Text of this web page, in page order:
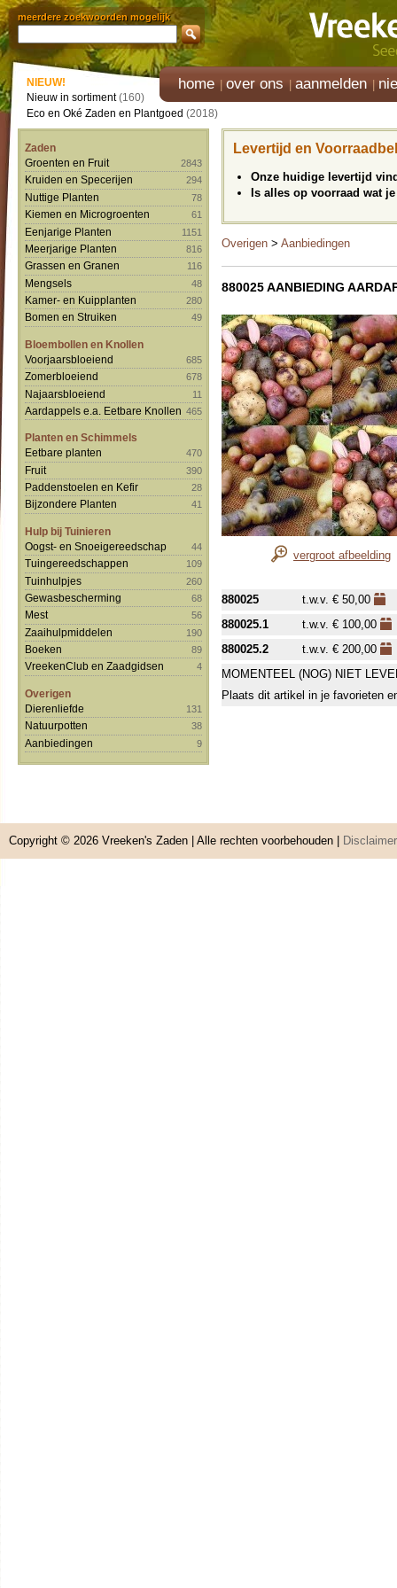
meerdere zoekwoorden mogelijk
home over ons aanmelden
NIEUW!
Nieuw in sortiment(160)
Eco en Oké Zaden en Plantgoed (2018)
Zaden
Groenten en Fruit
2843
Kruiden en Specerijen 294
Nuttige Planten 78
Kiemen en Microgroenten 61
Eenjarige Planten 1151
Meerjarige Planten 816
Grassen en Granen 116
Mengsels 48
Kamer- en Kuipplanten 280
Bomen en Struiken 49
Bloembollen en Knollen
Voorjaarsbloeiend
685
Zomerbloeiend 678
Najaarsbloeiend 11
Aardappels e.a. Eetbare Knollen 465
Planten en Schimmels
Eetbare planten
470
Fruit 390
Paddenstoelen en Kefir 28
Bijzondere Planten 41
Hulp bij Tuinieren
Oogst- en Snoeigereedschap
44
Tuingereedschappen 109
Tuinhulpjes 260
Gewasbescherming 68
Mest 56
Zaaihulpmiddelen 190
Boeken 89
VreekenClub en Zaadgidsen 4
Overigen
Dierenliefde
131
Natuurpotten 38
Aanbiedingen 9
Levertijd en
Onze huidige levertijd
Is alles op voorraad wat
Overigen > Aanbiedingen
880025 AANBIEDING
vergroot afbeelding
880025
t.w.v. € 50,00
880025.1
t.w.v. € 100,00
880025.2
t.w.v. € 200,00
MOMENTEEL (NOG) NIET
Plaats dit artikel in je favorieten
Copyright © 2026 Vreeken's Zaden | Alle rechten voorbehouden | Disclaimer